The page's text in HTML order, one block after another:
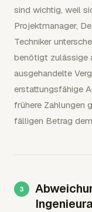
sind wichtig, weil
Projektmanager,
Techniker
benötigt zulässige
ausgehandelte
erstattungsfähige
frühere Zahlungen
fälligen Betrag